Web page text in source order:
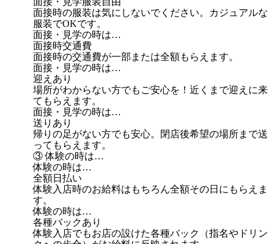
面接時の服装は気にしないでください。カジュアルな
服装でOKです。
面接・見学の時は…
面接時交通費
面接時の交通費が一部または全額もらえます。
面接・見学の時は…
迎えあり
場所がわからない方でもご安心を！近くまで迎えに来
てもらえます。
面接・見学の時は…
送りあり
帰りの足がない方でも安心。閉店後希望の場所まで送
ってもらえます。
③ 体験の時は…
体験の時は…
全額日払い
体験入店時のお給料はもちろん全額その日にもらえま
す。
体験の時は…
各種バックあり
体験入店でもお店の設けた各種バック（指名やドリン